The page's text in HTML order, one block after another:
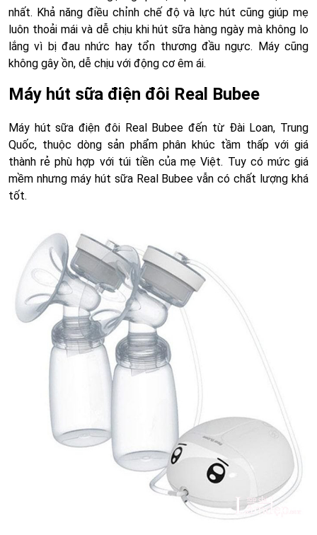
nhất. Khả năng điều chỉnh chế độ và lực hút cũng giúp mẹ
luôn thoải mái và dễ chịu khi hút sữa hàng ngày mà không lo
lắng vì bị đau nhức hay tổn thương đầu ngực. Máy cũng
không gây ồn, dễ chịu với động cơ êm ái.
Máy hút sữa điện đôi Real Bubee
Máy hút sữa điện đôi Real Bubee đến từ Đài Loan, Trung
Quốc, thuộc dòng sản phẩm phân khúc tầm thấp với giá
thành rẻ phù hợp với túi tiền của mẹ Việt. Tuy có mức giá
mềm nhưng máy hút sữa Real Bubee vẫn có chất lượng khá
tốt.